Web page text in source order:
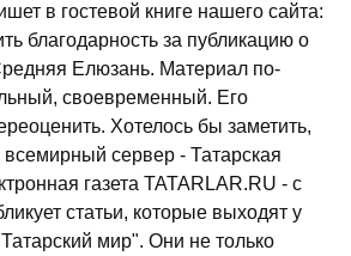
в гостевой книге нашего сайта:
благодарность за публикацию о
Елюзань. Материал по-
своевременный. Его
Хотелось бы заметить,
всемирный сервер - Татарская
газета TATARLAR.RU - с
статьи, которые выходят у
мир". Они не только